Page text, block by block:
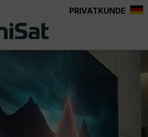
PRIVATKUNDE